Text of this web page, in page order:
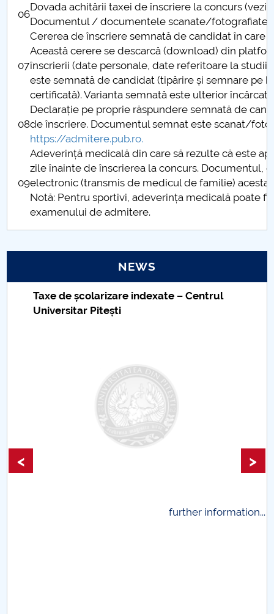
06
Dovada achitării taxei de înscriere la concurs (vezi
Documentul / documentele scanate/fotografiate,
07
Cererea de înscriere semnată de candidat în
Această cerere se descarcă (download) din
înscrierii (date personale, date referitoare la
este semnată de candidat (tipărire și semnare pe
certificată). Varianta semnată este ulterior
08
Declarație pe proprie răspundere semnată de
de înscriere. Documentul semnat este scanat/
https://admitere.pub.ro.
09
Adeverință medicală din care să rezulte că este
zile înainte de înscrierea la concurs. Documentul,
electronic (transmis de medicul de familie)
Notă: Pentru sportivi, adeverința medicală poate
examenului de admitere.
NEWS
Taxe de școlarizare indexate – Centrul
Universitar Pitești
further information...
< >